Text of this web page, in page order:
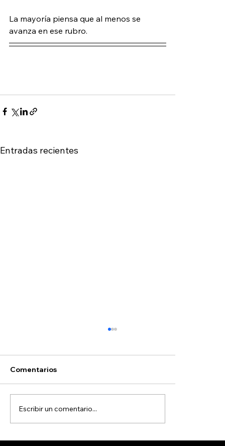
La mayoría piensa que al menos se
avanza en ese rubro.
Entradas recientes
Hoyos
Comentarios
Escribir un comentario...